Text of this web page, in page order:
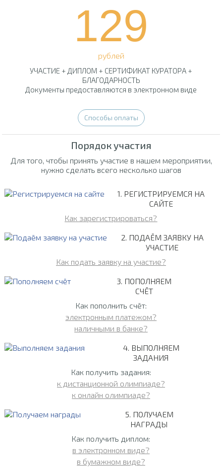
129
рублей
УЧАСТИЕ + ДИПЛОМ + СЕРТИФИКАТ КУРАТОРА +
БЛАГОДАРНОСТЬ
Документы предоставляются в электронном виде
Способы оплаты
Порядок участия
Для того, чтобы принять участие в нашем мероприятии,
нужно сделать всего несколько шагов
1. РЕГИСТРИРУЕМСЯ НА
САЙТЕ
Как зарегистрироваться?
2. ПОДАЁМ ЗАЯВКУ НА
УЧАСТИЕ
Как подать заявку на участие?
3. ПОПОЛНЯЕМ
СЧЁТ
Как пополнить счёт:
электронным платежом?
наличными в банке?
4. ВЫПОЛНЯЕМ
ЗАДАНИЯ
Как получить задания:
к дистанционной олимпиаде?
к онлайн олимпиаде?
5. ПОЛУЧАЕМ
НАГРАДЫ
Как получить диплом:
в электронном виде?
в бумажном виде?